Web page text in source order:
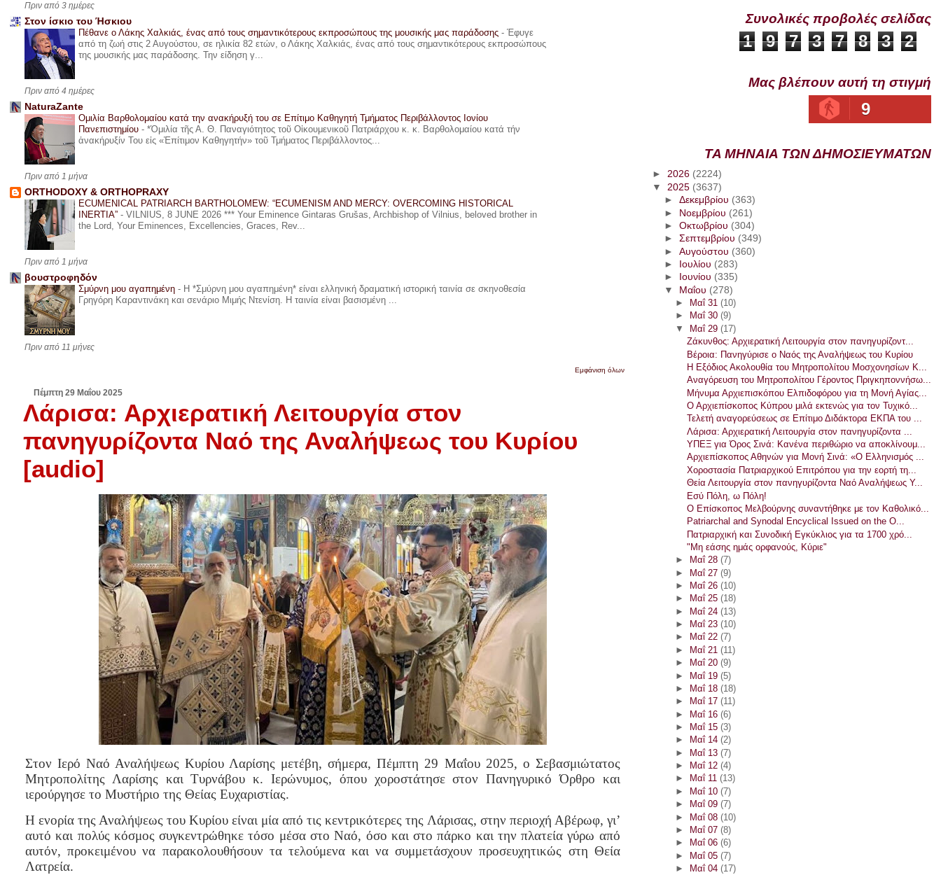
Πριν από 3 ημέρες
Στον ίσκιο του Ήσκιου
Πέθανε ο Λάκης Χαλκιάς, ένας από τους σημαντικότερους εκπροσώπους της μουσικής μας παράδοσης - Έφυγε
από τη ζωή στις 2 Αυγούστου, σε ηλικία 82 ετών, ο Λάκης Χαλκιάς, ένας από τους σημαντικότερους εκπροσώπους
της μουσικής μας παράδοσης. Την είδηση γ...
Πριν από 4 ημέρες
NaturaZante
Ομιλία Βαρθολομαίου κατά την ανακήρυξή του σε Επίτιμο Καθηγητή Τμήματος Περιβάλλοντος Ιονίου
Πανεπιστημίου - *Ὁμιλία τῆς Α. Θ. Παναγιότητος τοῦ Οἰκουμενικοῦ Πατριάρχου κ. κ. Βαρθολομαίου κατά τήν
ἀνακήρυξίν Του εἰς «Ἐπίτιμον Καθηγητήν» τοῦ Τμήματος Περιβάλλοντος...
Πριν από 1 μήνα
ORTHODOXY & ORTHOPRAXY
ECUMENICAL PATRIARCH BARTHOLOMEW: “ECUMENISM AND MERCY: OVERCOMING HISTORICAL
INERTIA” - VILNIUS, 8 JUNE 2026 *** Your Eminence Gintaras Grušas, Archbishop of Vilnius, beloved brother in
the Lord, Your Eminences, Excellencies, Graces, Rev...
Πριν από 1 μήνα
βουστροφηδόν
Σμύρνη μου αγαπημένη - Η *Σμύρνη μου αγαπημένη* είναι ελληνική δραματική ιστορική ταινία σε σκηνοθεσία
Γρηγόρη Καραντινάκη και σενάριο Μιμής Ντενίση. Η ταινία είναι βασισμένη ...
Πριν από 11 μήνες
Εμφάνιση όλων
Πέμπτη 29 Μαΐου 2025
Λάρισα: Αρχιερατική Λειτουργία στον
πανηγυρίζοντα Ναό της Αναλήψεως του Κυρίου
[audio]
Στον Ιερό Ναό Αναλήψεως Κυρίου Λαρίσης μετέβη, σήμερα, Πέμπτη 29 Μαΐου 2025, ο Σεβασμιώτατος
Μητροπολίτης Λαρίσης και Τυρνάβου κ. Ιερώνυμος, όπου χοροστάτησε στον Πανηγυρικό Όρθρο και
ιερούργησε το Μυστήριο της Θείας Ευχαριστίας.
Η ενορία της Αναλήψεως του Κυρίου είναι μία από τις κεντρικότερες της Λάρισας, στην περιοχή Αβέρωφ, γι’
αυτό και πολύς κόσμος συγκεντρώθηκε τόσο μέσα στο Ναό, όσο και στο πάρκο και την πλατεία γύρω από
αυτόν, προκειμένου να παρακολουθήσουν τα τελούμενα και να συμμετάσχουν προσευχητικώς στη Θεία
Λατρεία.
Συνολικές προβολές σελίδας
1 9 7 3 7 8 3 2
Μας βλέπουν αυτή τη στιγμή
9
ΤΑ ΜΗΝΑΙΑ ΤΩΝ ΔΗΜΟΣΙΕΥΜΑΤΩΝ
►2026 (2224)
▼ 2025 (3637)
► Δεκεμβρίου (363)
► Νοεμβρίου (261)
► Οκτωβρίου (304)
► Σεπτεμβρίου (349)
► Αυγούστου (360)
►
Ιουλίου (283)
►
Ιουνίου (335)
▼
Μαΐου (278)
►
Μαΐ 31 (10)
►
Μαΐ 30 (9)
▼
Μαΐ 29 (17)
Ζάκυνθος: Αρχιερατική Λειτουργία στον πανηγυρίζοντ...
Βέροια: Πανηγύρισε ο Ναός της Αναλήψεως του Κυρίου
Η Εξόδιος Ακολουθία του Μητροπολίτου Μοσχονησίων Κ...
Aναγόρευση του Μητροπολίτου Γέροντος Πριγκηποννήσω...
Μήνυμα Αρχιεπισκόπου Ελπιδοφόρου για τη Μονή Αγίας...
Ο Αρχιεπίσκοπος Κύπρου μιλά εκτενώς για τον Τυχικό...
Τελετή αναγορεύσεως σε Επίτιμο Διδάκτορα ΕΚΠΑ του ...
Λάρισα: Αρχιερατική Λειτουργία στον πανηγυρίζοντα ...
ΥΠΕΞ για Όρος Σινά: Κανένα περιθώριο να αποκλίνουμ...
Αρχιεπίσκοπος Αθηνών για Μονή Σινά: «Ο Ελληνισμός ...
Χοροστασία Πατριαρχικού Επιτρόπου για την εορτή τη...
Θεία Λειτουργία στον πανηγυρίζοντα Ναό Αναλήψεως Υ...
Εσύ Πόλη, ω Πόλη!
Ο Επίσκοπος Μελβούρνης συναντήθηκε με τον Καθολικό...
Patriarchal and Synodal Encyclical Issued on the O...
Πατριαρχική και Συνοδική Εγκύκλιος για τα 1700 χρό...
"Μη εάσης ημάς ορφανούς, Κύριε"
►
Μαΐ 28 (7)
► Μαΐ 27 (9)
►
Μαΐ 26 (10)
►
Μαΐ 25 (18)
►
Μαΐ 24 (13)
►
Μαΐ 23 (10)
►
Μαΐ 22 (7)
►
Μαΐ 21 (11)
►
Μαΐ 20 (9)
► Μαΐ 19 (5)
►
Μαΐ 18 (18)
►
Μαΐ 17 (11)
► Μαΐ 16 (6)
►
Μαΐ 15 (3)
►
Μαΐ 14 (2)
► Μαΐ 13 (7)
►
Μαΐ 12 (4)
►
Μαΐ 11 (13)
►
Μαΐ 10 (7)
►
Μαΐ 09 (7)
► Μαΐ 08 (10)
►
Μαΐ 07 (8)
►
Μαΐ 06 (6)
► Μαΐ 05 (7)
►
Μαΐ 04 (17)